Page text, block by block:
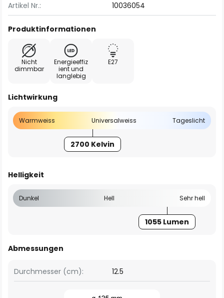
Artikel Nr.: 10036054
Produktinformationen
Nicht
dimmbar
Energieeffiz
ient und
langlebig
E27
Lichtwirkung
Warmweiss Universalweiss Tageslicht
2700 Kelvin
Helligkeit
Dunkel Hell Sehr hell
1055 Lumen
Abmessungen
Durchmesser (cm): 12.5